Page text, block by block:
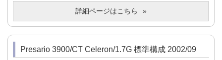
詳細ページはこちら
Presario 3900/CT Celeron/1.7G 標準構成 2002/09